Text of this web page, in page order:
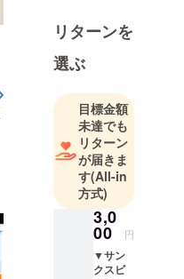
して
YouTubeで
発信活動を
にカンボジ
ア代表ヘッ
ドコーチと
しても活動
中。ソフト
テニスの普
及と発展、
競技として
の価値を高
リターンを
選ぶ
目標金額
未達でも
リターン
が届きま
す(All-in
方式)
3,0
00 円
▼サン
クスビ